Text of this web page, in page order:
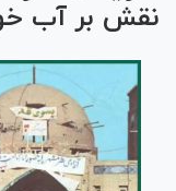
نقش بر آب